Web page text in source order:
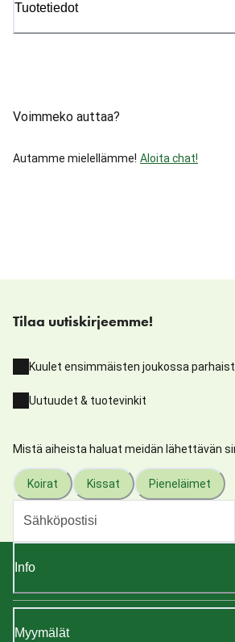
Tuotetiedot
Voimmeko auttaa?
Autamme mielellämme! Aloita chat!
Tilaa uutiskirjeemme!
Kuulet ensimmäisten joukossa
Uutuudet & tuotevinkit
Mistä aiheista haluat meidän lähettävän
Koirat Kissat Pieneläimet
Info
Myymälät